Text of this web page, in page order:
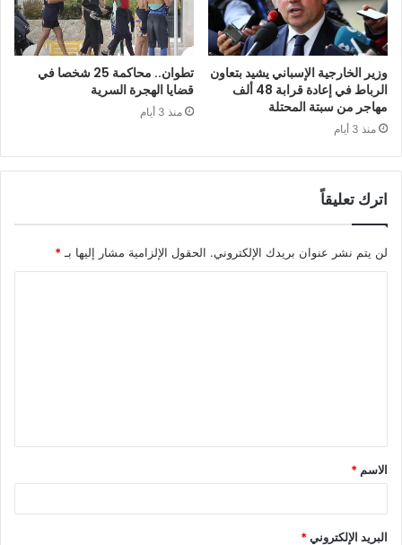
وزير الخارجية الإسباني يشيد بتعاون
الرباط في إعادة قرابة 48 ألف
مهاجر من سبتة المحتلة
منذ 3 أيام
تطوان.. محاكمة 25 شخصا في
قضايا الهجرة السرية
منذ 3 أيام
اترك تعليقاً
لن يتم نشر عنوان بريدك الإلكتروني. الحقول الإلزامية مشار إليها بـ *
ق
*
الاسم *
البريد الإلكتروني*